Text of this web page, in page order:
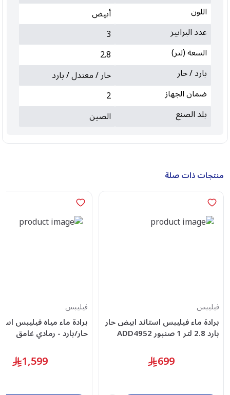
اللون
أبيض
عدد البزابيز
3
السعة (لتر)
2.8
بارد / حار
حار / معتدل / بارد
ضمان الجهاز
2
بلد الصنع
الصين
منتجات ذات صلة
فيليبس
برادة ماء فيليبس استاند ابيض حار
بارد 2.8 لتر 1 صنبور ADD4952
699
فيليبس
برادة ماء مياه فيليبس
حار/بارد - رمادي غامق
1,599